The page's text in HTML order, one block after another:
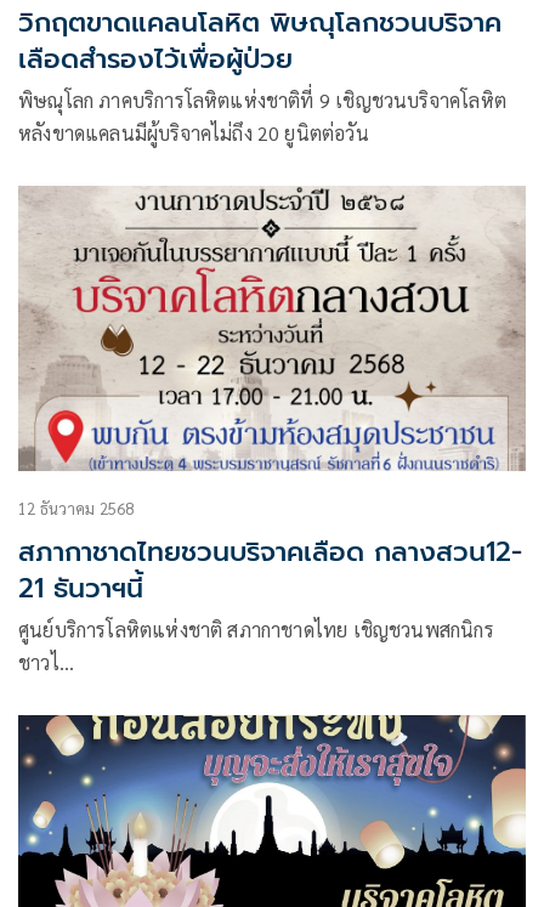
วิกฤตขาดแคลนโลหิต พิษณุโลกชวนบริจาค
เลือดสำรองไว้เพื่อผู้ป่วย
พิษณุโลก ภาคบริการโลหิตแห่งชาติที่ 9 เชิญชวนบริจาคโลหิต
หลังขาดแคลนมีผู้บริจาคไม่ถึง 20 ยูนิตต่อวัน
12 ธันวาคม 2568
สภากาชาดไทยชวนบริจาคเลือด กลางสวน12-
21 ธันวาฯนี้
ศูนย์บริการโลหิตแห่งชาติ สภากาชาดไทย เชิญชวนพสกนิกร
ชาวไ…